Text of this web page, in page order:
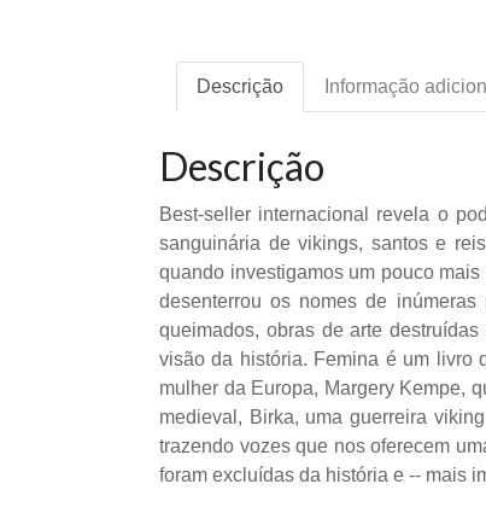
Descrição Informação
Descrição
Best-seller internacional revela o
sanguinária de vikings, santos e
quando investigamos um pouco
desenterrou os nomes de
queimados, obras de arte
visão da história. Femina é um livro
mulher da Europa, Margery Kempe,
medieval, Birka, uma guerreira
trazendo vozes que nos oferecem
foram excluídas da história e -- mais